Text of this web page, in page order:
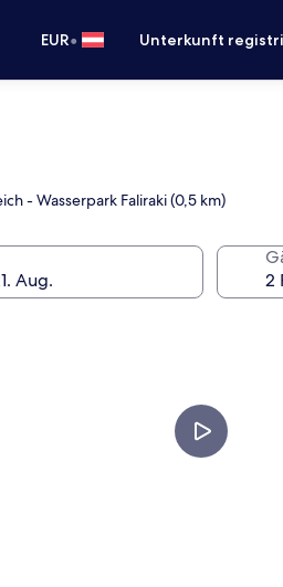
EUR• Unterkunft
- Wasserpark Faliraki (0,5 km)